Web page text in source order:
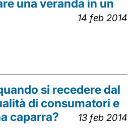
una veranda in un
14 feb 2014
si recedere dal
di consumatori e
caparra?
13 feb 2014